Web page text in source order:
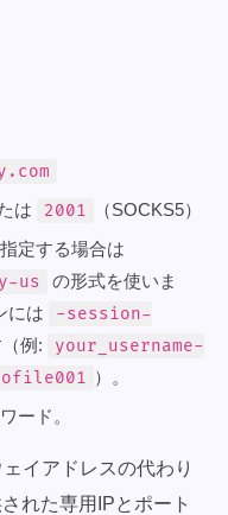
は 2001
（SOCKS5）
定する場合は
us
の形式を使いま
には
-session-
例:
your_username-
）。
ード。
イアドレスの代わり
れた専用IPとポート